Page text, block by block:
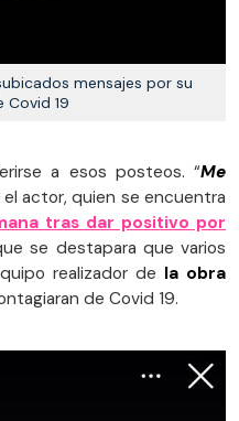
mensajes por su
19
a esos posteos. “Me
el actor, quien se encuentra
tras dar positivo por
se destapara que varios
realizador de la obra
de Covid 19.